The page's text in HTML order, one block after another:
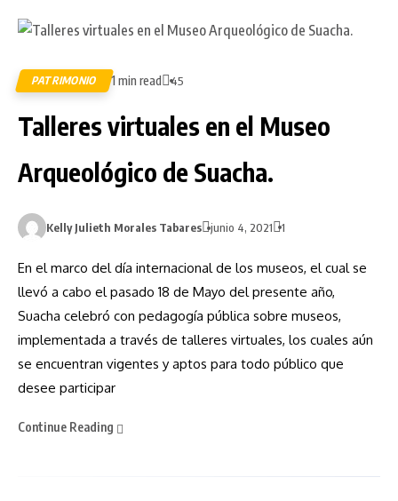
PATRIMONIO 1 min read 45
Talleres virtuales en el Museo
Arqueológico de Suacha.
Kelly Julieth Morales Tabares junio 4, 2021 1
En el marco del día internacional de los museos, el cual se
llevó a cabo el pasado 18 de Mayo del presente año,
Suacha celebró con pedagogía pública sobre museos,
implementada a través de talleres virtuales, los cuales aún
se encuentran vigentes y aptos para todo público que
desee participar
Continue Reading